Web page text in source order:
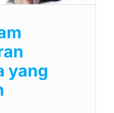
yang